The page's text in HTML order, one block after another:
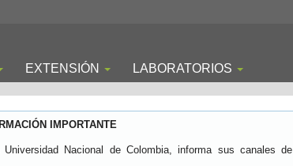
EXTENSIÓN LABORATORIOS
IMPORTANTE
Nacional de Colombia, informa sus canales de